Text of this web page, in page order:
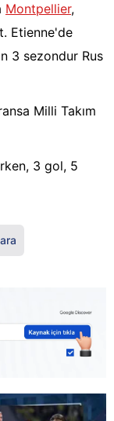
Montpellier,
Etienne'de
3 sezondur Rus
Milli Takım
3 gol, 5